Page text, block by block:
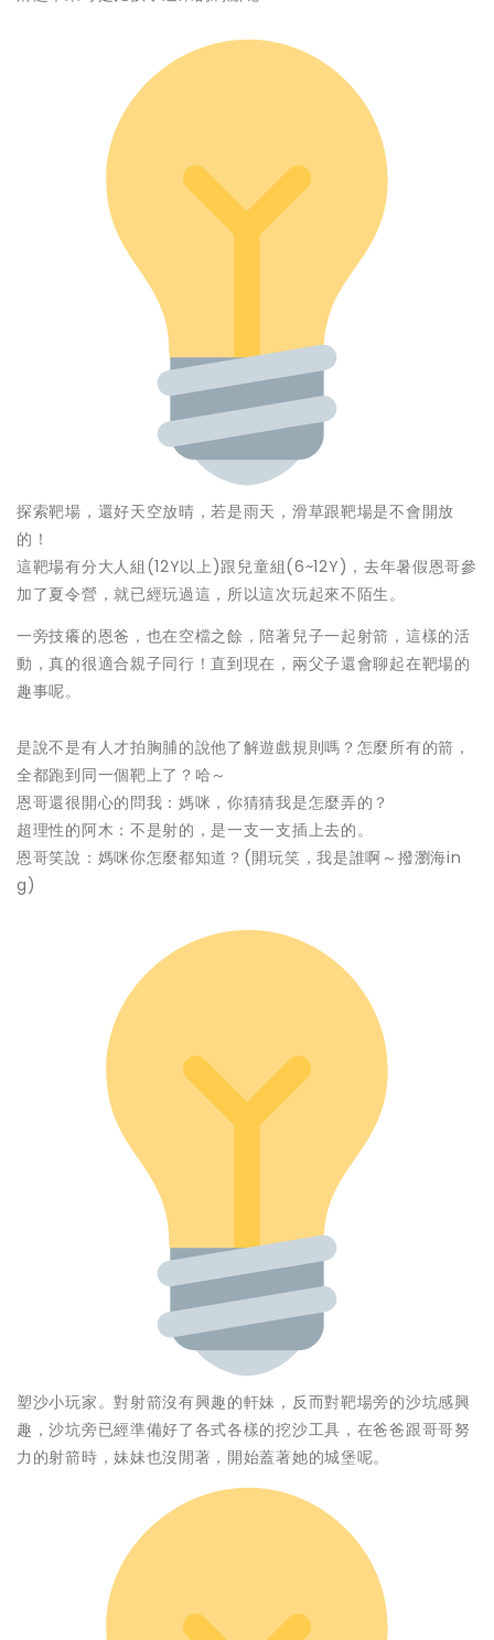
探索靶場，還好天空放晴，若是雨天，滑草跟靶場是不會開放
的！
這靶場有分大人組(12Y以上)跟兒童組(6~12Y)，去年暑假恩哥參
加了夏令營，就已經玩過這，所以這次玩起來不陌生。
一旁技癢的恩爸，也在空檔之餘，陪著兒子一起射箭，這樣的活
動，真的很適合親子同行！直到現在，兩父子還會聊起在靶場的
趣事呢。
是說不是有人才拍胸脯的說他了解遊戲規則嗎？怎麼所有的箭，
全都跑到同一個靶上了？哈～
恩哥還很開心的問我：媽咪，你猜猜我是怎麼弄的？
超理性的阿木：不是射的，是一支一支插上去的。
恩哥笑說：媽咪你怎麼都知道？(開玩笑，我是誰啊～撥瀏海in
g)
塑沙小玩家。對射箭沒有興趣的軒妹，反而對靶場旁的沙坑感興
趣，沙坑旁已經準備好了各式各樣的挖沙工具，在爸爸跟哥哥努
力的射箭時，妹妹也沒閒著，開始蓋著她的城堡呢。